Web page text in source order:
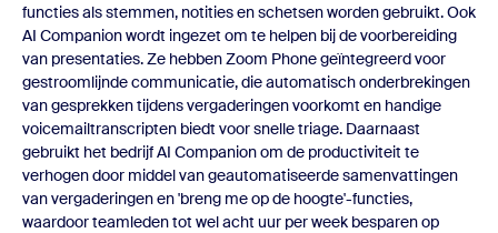
functies als stemmen, notities en schetsen worden gebruikt. Ook
AI Companion wordt ingezet om te helpen bij de voorbereiding
van presentaties. Ze hebben Zoom Phone geïntegreerd voor
gestroomlijnde communicatie, die automatisch onderbrekingen
van gesprekken tijdens vergaderingen voorkomt en handige
voicemailtranscripten biedt voor snelle triage. Daarnaast
gebruikt het bedrijf AI Companion om de productiviteit te
verhogen door middel van geautomatiseerde samenvattingen
van vergaderingen en 'breng me op de hoogte'-functies,
waardoor teamleden tot wel acht uur per week besparen op